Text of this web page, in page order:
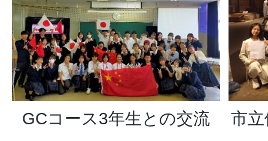
GCコース3年生との交流 市